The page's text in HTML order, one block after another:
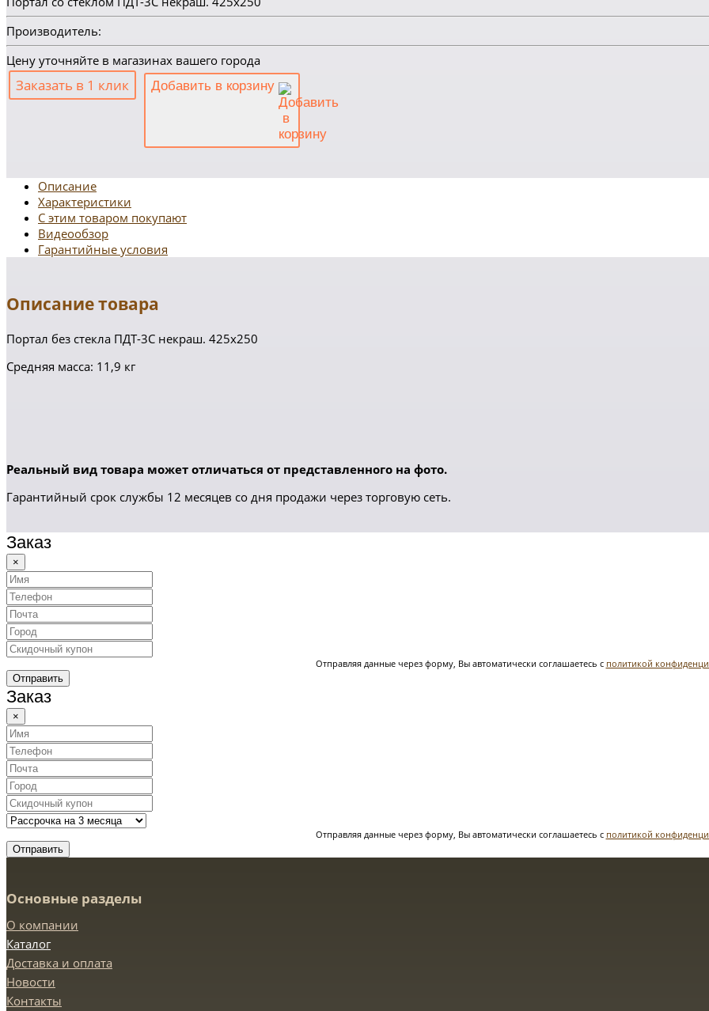
Производитель:
Цену уточняйте в магазинах вашего города
Заказать в 1 клик Добавить в корзину
Описание
Характеристики
С этим товаром покупают
Видеообзор
Гарантийные условия
Описание товара
Портал без стекла ПДТ-3С некраш. 425х250
Средняя масса: 11,9 кг
Реальный вид товара может отличаться от представленного на фото.
Гарантийный срок службы 12 месяцев со дня продажи через торговую сеть.
Заказ
×
Отправляя данные через форму, Вы автоматически соглашаетесь с политикой
Отправить
Заказ
×
Отправляя данные через форму, Вы автоматически соглашаетесь с политикой
Отправить
Основные разделы
О компании
Каталог
Доставка и оплата
Новости
Контакты